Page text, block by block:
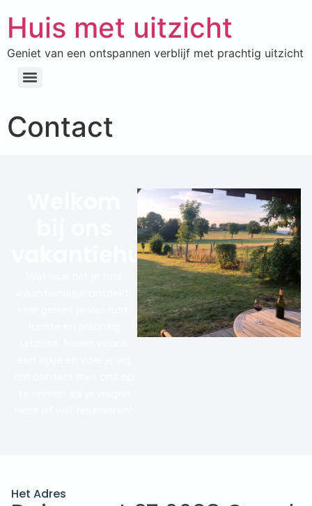
Huis met uitzicht
Geniet van een ontspannen verblijf met prachtig uitzicht
Contact
vakantiehuisje!
Het Adres